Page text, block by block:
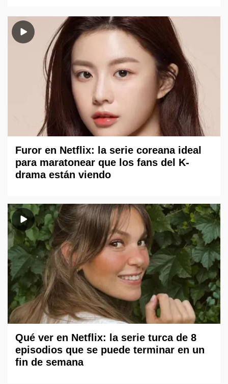
Furor en Netflix: la serie coreana ideal
para maratonear que los fans del K-
drama están viendo
Qué ver en Netflix: la serie turca de 8
episodios que se puede terminar en un
fin de semana